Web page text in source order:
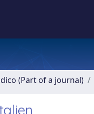
(Part of a journal)